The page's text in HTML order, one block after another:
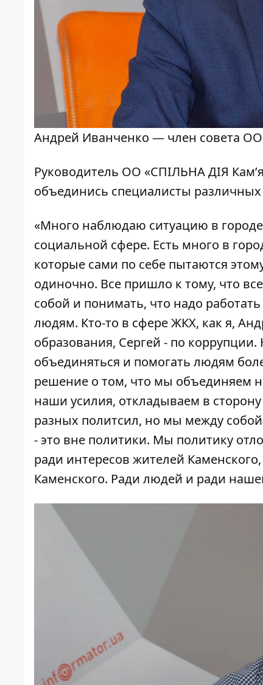
Андрей Иванченко — член совета ОО
Руководитель ОО «СПІЛЬНА ДІЯ
объединись специалисты
«Много наблюдаю ситуацию в
социальной сфере. Есть много в
которые сами по себе пытаются
одиночно. Все пришло к тому, что
собой и понимать, что надо
людям. Кто-то в сфере ЖКХ, как я,
образования, Сергей - по
объединяться и помогать людям
решение о том, что мы объединяем
наши усилия, откладываем в
разных политсил, но мы между
- это вне политики. Мы политику
ради интересов жителей
Каменского. Ради людей и ради